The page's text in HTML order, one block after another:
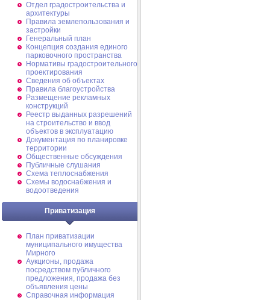
Отдел градостроительства и
архитектуры
Правила землепользования и
застройки
Генеральный план
Концепция создания единого
парковочного пространства
Нормативы градостроительного
проектирования
Сведения об объектах
Правила благоустройства
Размещение рекламных
конструкций
Реестр выданных разрешений
на строительство и ввод
объектов в эксплуатацию
Документация по планировке
территории
Общественные обсуждения
Публичные слушания
Схема теплоснабжения
Схемы водоснабжения и
водоотведения
Приватизация
План приватизации
муниципального имущества
Мирного
Аукционы, продажа
посредством публичного
предложения, продажа без
объявления цены
Справочная информация